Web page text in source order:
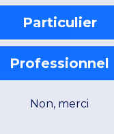
Particulier
Professionnel
Non, merci